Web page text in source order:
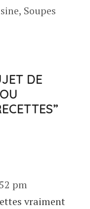
, Soupes
DE
pm
vraiment